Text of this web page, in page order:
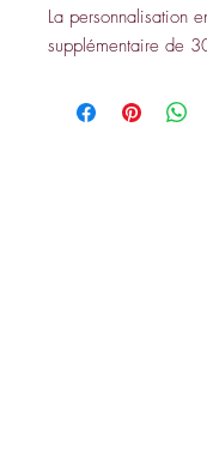
La personnalisation
supplémentaire de